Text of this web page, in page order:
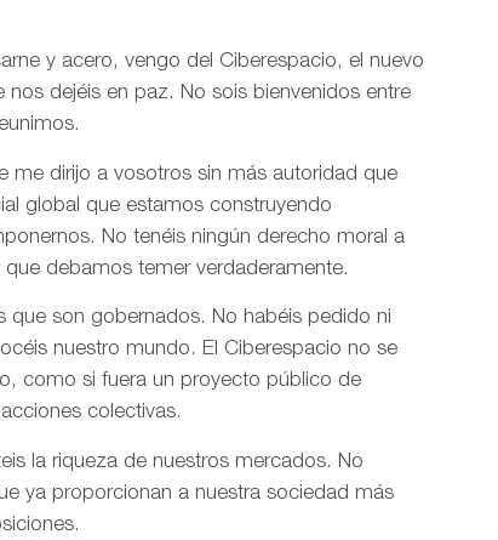
y acero, vengo del Ciberespacio, el nuevo
dejéis en paz. No sois bienvenidos entre
me dirijo a vosotros sin más autoridad que
global que estamos construyendo
No tenéis ningún derecho moral a
debamos temer verdaderamente.
que son gobernados. No habéis pedido ni
nuestro mundo. El Ciberespacio no se
como si fuera un proyecto público de
colectivas.
la riqueza de nuestros mercados. No
ya proporcionan a nuestra sociedad más